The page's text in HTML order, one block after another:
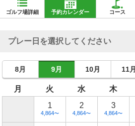
ゴルフ場詳細 予約カレンダー コース
プレー日を選択してください
8月 9月 10月 11月
月 火 水 木
1
4,864〜
2
4,864〜
3
4,864〜